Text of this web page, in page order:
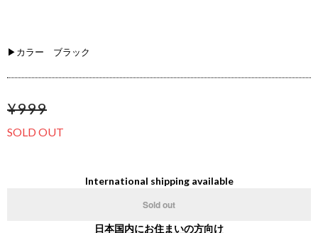
▶カラー ブラック
¥999
SOLD OUT
International shipping available
Sold out
日本国内にお住まいの方向け